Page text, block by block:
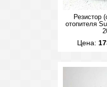
Резистор
отопителя
Цена: